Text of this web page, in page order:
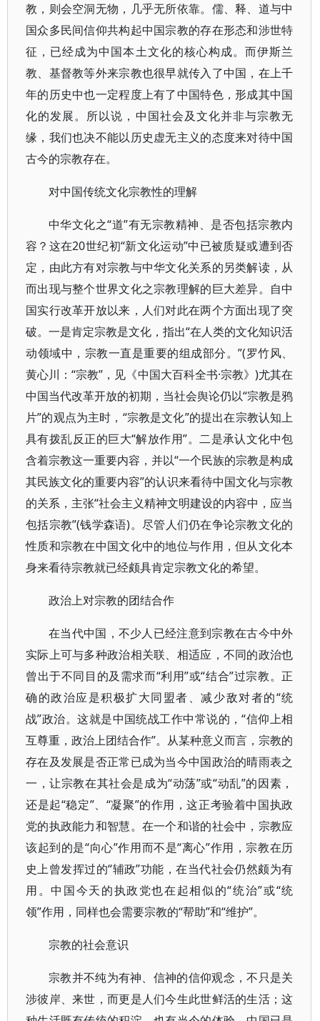
教，则会空洞无物，几乎无所依靠。儒、释、道与中
国众多民间信仰共构起中国宗教的存在形态和涉世特
征，已经成为中国本土文化的核心构成。而伊斯兰
教、基督教等外来宗教也很早就传入了中国，在上千
年的历史中也一定程度上有了中国特色，形成其中国
化的发展。所以说，中国社会及文化并非与宗教无
缘，我们也决不能以历史虚无主义的态度来对待中国
古今的宗教存在。
对中国传统文化宗教性的理解
中华文化之“道”有无宗教精神、是否包括宗教内
容？这在20世纪初“新文化运动”中已被质疑或遭到否
定，由此方有对宗教与中华文化关系的另类解读，从
而出现与整个世界文化之宗教理解的巨大差异。自中
国实行改革开放以来，人们对此在两个方面出现了突
破。一是肯定宗教是文化，指出“在人类的文化知识活
动领域中，宗教一直是重要的组成部分。”(罗竹风、
黄心川：“宗教”，见《中国大百科全书·宗教》)尤其在
中国当代改革开放的初期，当社会舆论仍以“宗教是鸦
片”的观点为主时，“宗教是文化”的提出在宗教认知上
具有拨乱反正的巨大“解放作用”。二是承认文化中包
含着宗教这一重要内容，并以“一个民族的宗教是构成
其民族文化的重要内容”的认识来看待中国文化与宗教
的关系，主张“社会主义精神文明建设的内容中，应当
包括宗教”(钱学森语)。尽管人们仍在争论宗教文化的
性质和宗教在中国文化中的地位与作用，但从文化本
身来看待宗教就已经颇具肯定宗教文化的希望。
政治上对宗教的团结合作
在当代中国，不少人已经注意到宗教在古今中外
实际上可与多种政治相关联、相适应，不同的政治也
曾出于不同目的及需求而“利用”或“结合”过宗教。正
确的政治应是积极扩大同盟者、减少敌对者的“统
战”政治。这就是中国统战工作中常说的，“信仰上相
互尊重，政治上团结合作”。从某种意义而言，宗教的
存在及发展是否正常已成为当今中国政治的晴雨表之
一，让宗教在其社会是成为“动荡”或“动乱”的因素，
还是起“稳定”、“凝聚”的作用，这正考验着中国执政
党的执政能力和智慧。在一个和谐的社会中，宗教应
该起到的是“向心”作用而不是“离心”作用，宗教在历
史上曾发挥过的“辅政”功能，在当代社会仍然颇为有
用。中国今天的执政党也在起相似的“统治”或“统
领”作用，同样也会需要宗教的“帮助”和“维护”。
宗教的社会意识
宗教并不纯为有神、信神的信仰观念，不只是关
涉彼岸、来世，而更是人们今生此世鲜活的生活；这